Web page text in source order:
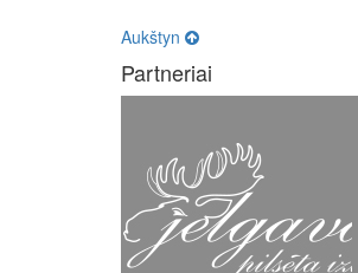
Aukštyn
Partneriai